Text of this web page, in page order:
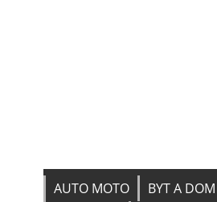
AUTO MOTO BYT A DOM